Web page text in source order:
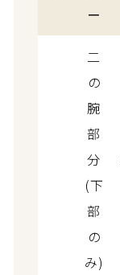
ー
二
の
腕
部
分
(下
部
の
み)